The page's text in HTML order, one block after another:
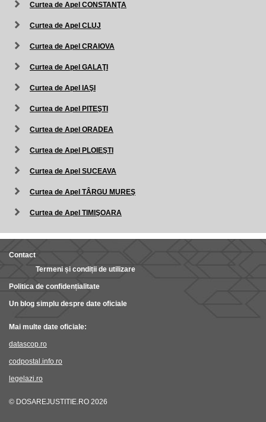
Curtea de Apel CONSTANŢA
Curtea de Apel CLUJ
Curtea de Apel CRAIOVA
Curtea de Apel GALAŢI
Curtea de Apel IAŞI
Curtea de Apel PITEŞTI
Curtea de Apel ORADEA
Curtea de Apel PLOIEŞTI
Curtea de Apel SUCEAVA
Curtea de Apel TÂRGU MUREŞ
Curtea de Apel TIMIŞOARA
Contact
Termeni și condiții de utilizare
Politica de confidențialitate
Un blog simplu despre date oficiale
Mai multe date oficiale:
datascop.ro
codpostal.info.ro
legelazi.ro
© DOSAREJUSTITIE.RO 2026